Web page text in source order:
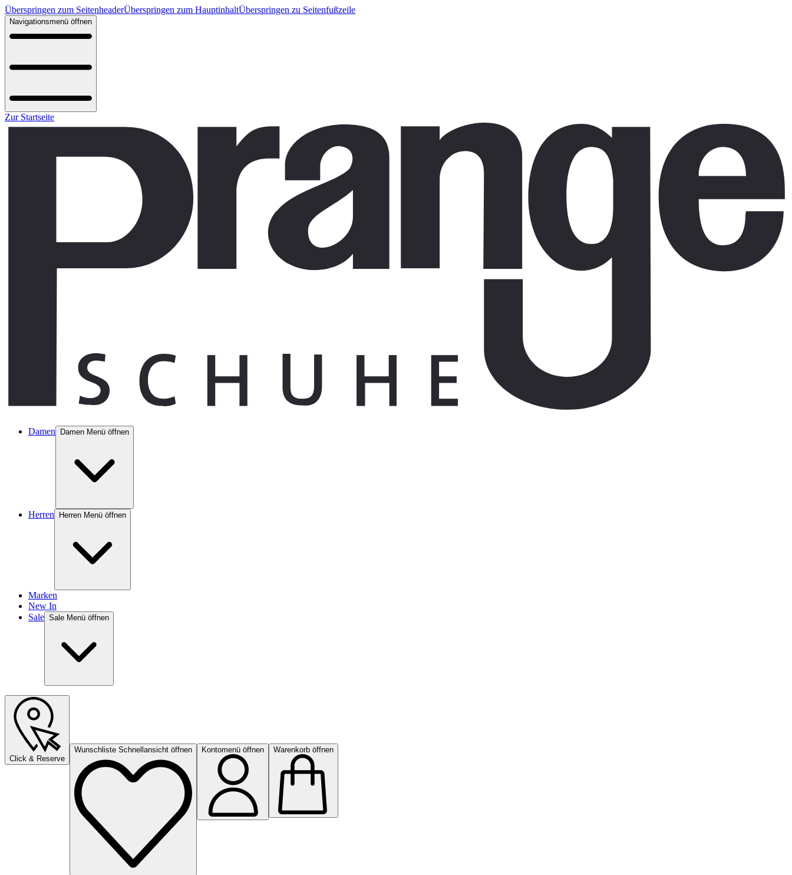
Überspringen zum SeitenheaderÜberspringen zum HauptinhaltÜberspringen zu Seitenfußzeile
Navigationsmenü öffnen
Zur Startseite
Damen Damen Menü öffnen
Herren Herren Menü öffnen
Marken
New In
Sale Sale Menü öffnen
Click & Reserve
Wunschliste Schnellansicht öffnen Kontomenü öffnen Warenkorb öffnen